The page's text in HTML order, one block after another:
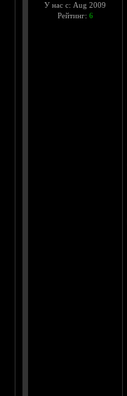
У нас с: Aug 2009
Рейтинг: 6